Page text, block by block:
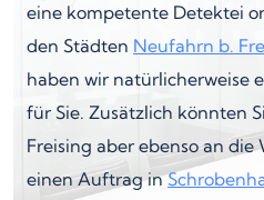
eine kompetente Detektei
den Städten Neufahrn b.
haben wir natürlicherweise
für Sie. Zusätzlich könnten
Freising aber ebenso an
einen Auftrag in